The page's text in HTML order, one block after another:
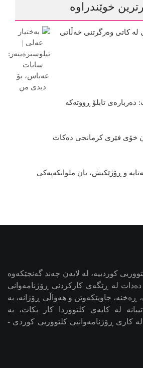
خوێندراوە
لە کاتی وەرگرتنی خەڵاتی
دەربارەى تابلۆ ڕووتەکە
خۆی فێری كرمانجی ده‌كات
و ڕۆژێکیش، یان ملوانکەیەکی
کوردییە، لە لایەن چەند گەنجێكه‌وه‌
لە ڕێگەی کارکردنی ڕۆژنامەوانی
ڕەخنە، چاوپێکەوتن و هەواڵی ڕۆژانە، بە
لە کایەی کلتووردا کار بکات، بە
لە کاری ڕۆژنامەوانیی کلتووریی کوردی -